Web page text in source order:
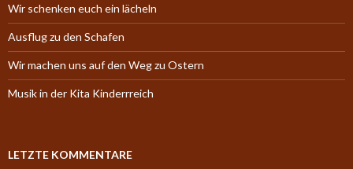
Wir schenken euch ein lächeln
Ausflug zu den Schafen
Wir machen uns auf den Weg zu Ostern
Musik in der Kita Kinderrreich
LETZTE KOMMENTARE